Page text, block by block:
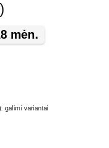
mėn.
galimi variantai